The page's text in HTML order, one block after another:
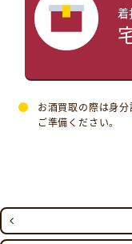
着
お酒買取の際は身
ご準備ください。